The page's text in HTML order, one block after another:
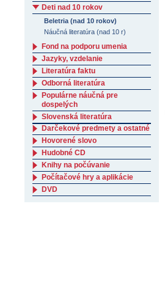
Deti nad 10 rokov
Beletria (nad 10 rokov)
Náučná literatúra (nad 10 r)
Fond na podporu umenia
Jazyky, vzdelanie
Literatúra faktu
Odborná literatúra
Populárne náučná pre
dospelých
Slovenská literatúra
Darčekové predmety a ostatné
Hovorené slovo
Hudobné CD
Knihy na počúvanie
Počítačové hry a aplikácie
DVD